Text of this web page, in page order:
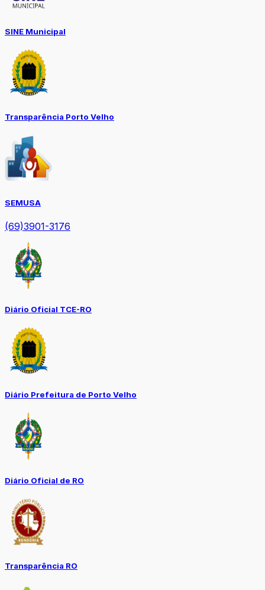
SINE Municipal
Transparência Porto Velho
SEMUSA
(69)3901-3176
Diário Oficial TCE-RO
Diário Prefeitura de Porto Velho
Diário Oficial de RO
Transparência RO